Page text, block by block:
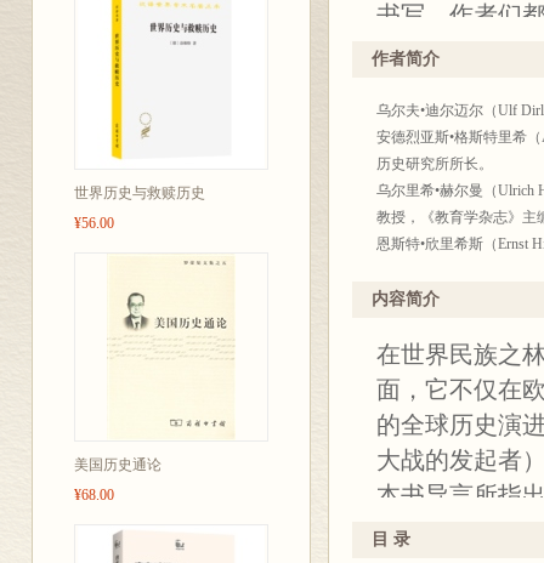
世界历史与救赎历史
¥56.00
美国历史通论
¥68.00
书写。作者们
人们对德国历
——安德烈亚
书评家
本书首先覆盖
的相互联系，
的篇章。
什么是“德意志
它如何崛起为
又是怎样摇摆
全面而简洁地
作者简介
乌尔夫•迪尔迈尔（Ulf
安德烈亚斯•格斯特里希
历史研究所所长。
乌尔里希•赫尔曼（Ulrich
教授，《教育学杂志》主
恩斯特•欣里希斯（Ernst
克里斯托弗•克勒斯曼（
于尔根•罗伊勒克（
译者简介：
孟钟捷，华东师范大学
1920年<企业代表会法>
史》《20世纪德国企业
义的失败》《德国天才
徐璟玮，上海理工大学助
内容简介
在世界民族之
面，它不仅在
的全球历史演
大战的发起者
本书导言所指
回溯，必然遭
目 录